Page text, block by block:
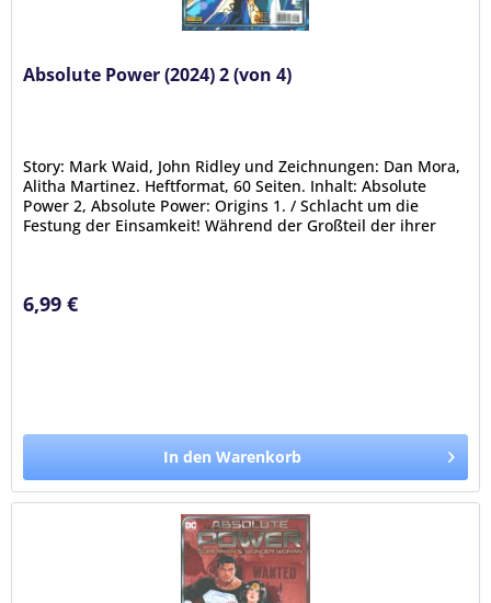
Absolute Power (2024) 2 (von 4)
Story: Mark Waid, John Ridley und Zeichnungen: Dan Mora,
Alitha Martinez. Heftformat, 60 Seiten. Inhalt: Absolute
Power 2, Absolute Power: Origins 1. / Schlacht um die
Festung der Einsamkeit! Während der Großteil der ihrer
6,99 €
In den Warenkorb